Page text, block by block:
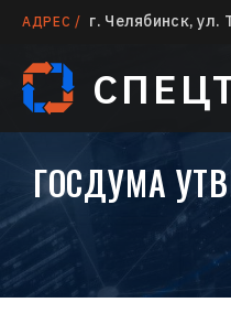
АДРЕС / г. Челябинск, ул.
ГОСДУМА